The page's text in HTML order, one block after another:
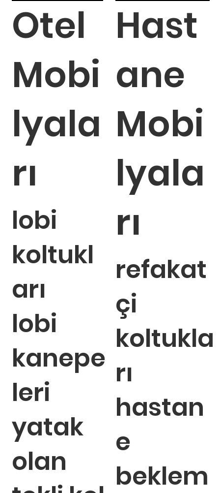
Otel
Mobi
lyala
rı
lobi
koltukl
arı
lobi
kanepe
leri
yatak
olan
Hast
ane
Mobi
lyala
rı
refakat
çi
koltukla
rı
hastan
e
beklem